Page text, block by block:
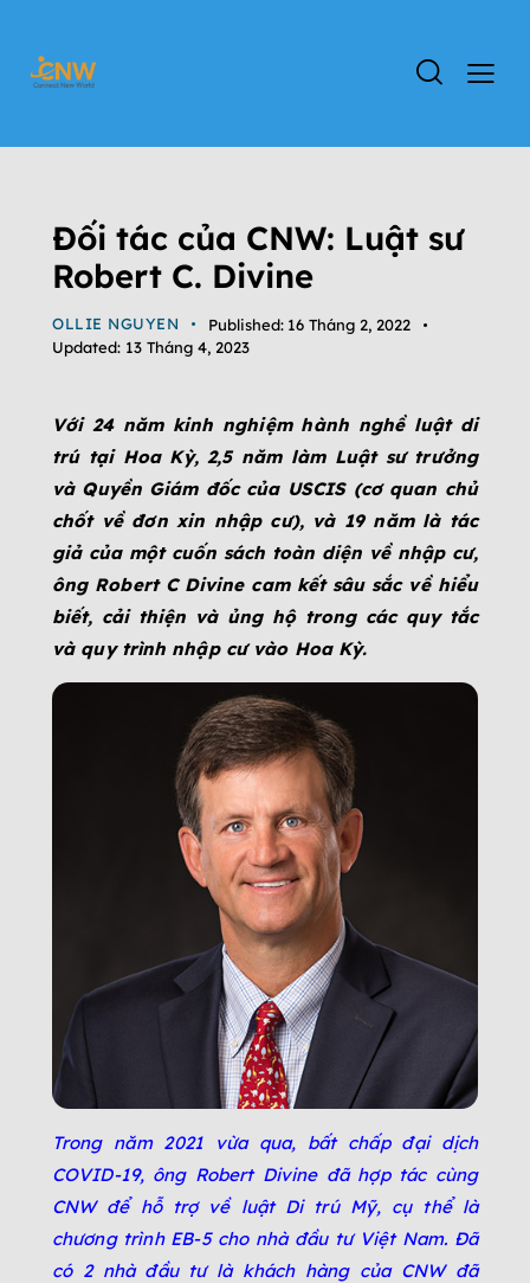
Đối tác của CNW: Luật sư
Robert C. Divine
OLLIE NGUYEN Published: 16 Tháng 2, 2022
Updated: 13 Tháng 4, 2023
Với 24 năm kinh nghiệm hành nghề luật di
trú tại Hoa Kỳ, 2,5 năm làm Luật sư trưởng
và Quyền Giám đốc của USCIS (cơ quan chủ
chốt về đơn xin nhập cư), và 19 năm là tác
giả của một cuốn sách toàn diện về nhập cư,
ông Robert C Divine cam kết sâu sắc về hiểu
biết, cải thiện và ủng hộ trong các quy tắc
và quy trình nhập cư vào Hoa Kỳ.
Trong năm 2021 vừa qua, bất chấp đại dịch
COVID-19, ông Robert Divine đã hợp tác cùng
CNW để hỗ trợ về luật Di trú Mỹ, cụ thể là
chương trình EB-5 cho nhà đầu tư Việt Nam. Đã
có 2 nhà đầu tư là khách hàng của CNW đã